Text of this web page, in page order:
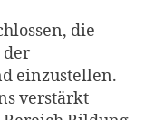
die
einzustellen.
verstärkt